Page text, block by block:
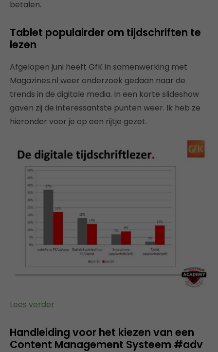
betalen.
Tablet populairder om tijdschriften te
lezen
Afgelopen juni heeft GfK in samenwerking met
Magazines.nl weer onderzoek gedaan naar de
trends in de digitale media. In een korte slideshow
gaven zij de interessantste punten weer. Ik heb ze
hieronder voor je op een rijtje gezet.
Lees verder
Handleiding voor het kiezen van een
Content Management Systeem #adv